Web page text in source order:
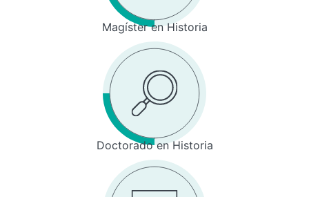
Magíster en Historia
Doctorado en Historia